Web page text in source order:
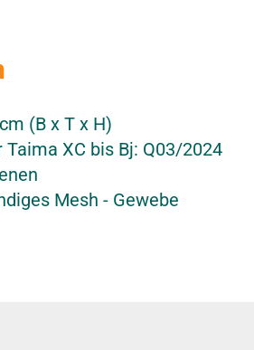
(B x T x H)
XC bis Bj: Q03/2024
Mesh - Gewebe